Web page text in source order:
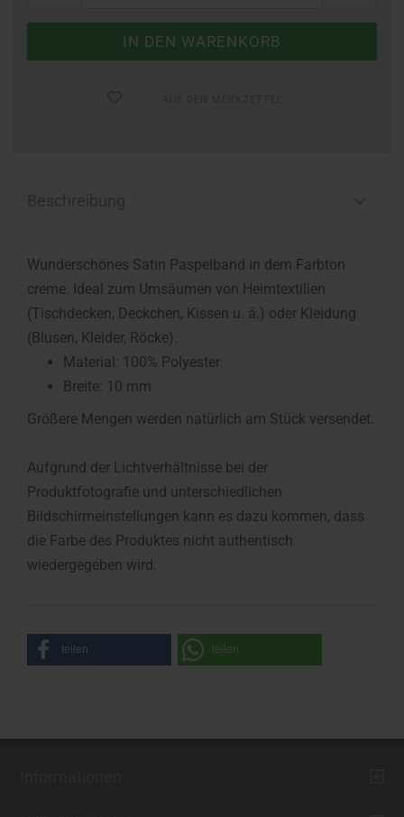
Wunderschönes Satin Paspelband in dem Farbton
creme. Ideal zum Umsäumen von Heimtextilien
(Tischdecken, Deckchen, Kissen u. ä.) oder Kleidung
(Blusen, Kleider, Röcke).
Material: 100% Polyester
Breite: 10 mm
Größere Mengen werden natürlich am Stück versendet.
Aufgrund der Lichtverhältnisse bei der
Produktfotografie und unterschiedlichen
Bildschirmeinstellungen kann es dazu kommen, dass
die Farbe des Produktes nicht authentisch
wiedergegeben wird.
teilen teilen